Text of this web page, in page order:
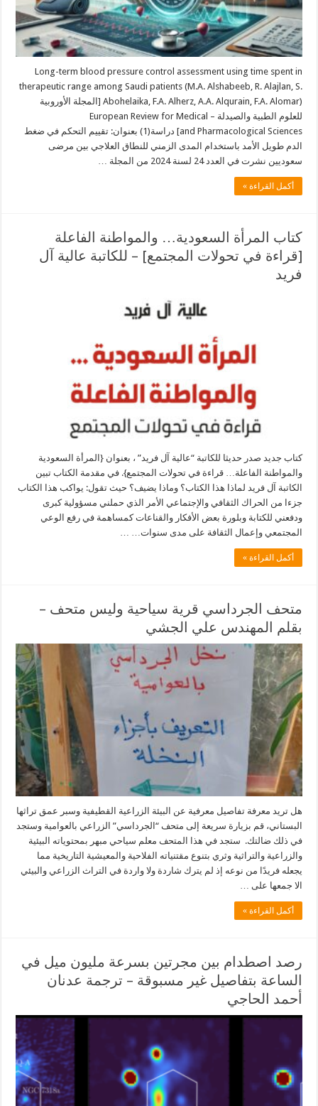
Long-term blood pressure control assessment using time spent in
therapeutic range among Saudi patients (M.A. Alshabeeb, R. Alajlan, S.
Abohelaika, F.A. Alherz, A.A. Alqurain, F.A. Alomar) [المجلة الأوروبية
للعلوم الطبية والصيدلة – European Review for Medical
and Pharmacological Sciences] دراسة(1) بعنوان: تقييم التحكم في ضغط
الدم طويل الأمد باستخدام المدى الزمني للنطاق العلاجي بين مرضى
سعوديين نشرت في العدد 24 لسنة 2024 من المجلة …
أكمل القراءة »
كتاب المرأة السعودية… والمواطنة الفاعلة
[قراءة في تحولات المجتمع] – للكاتبة عالية آل
فريد
كتاب جديد صدر حديثا للكاتبة “عالية آل فريد” ، بعنوان {المرأة السعودية
والمواطنة الفاعلة… قراءة في تحولات المجتمع}. في مقدمة الكتاب تبين
الكاتبة آل فريد لماذا هذا الكتاب؟ وماذا يضيف؟ حيث تقول: يواكب هذا الكتاب
جزءا من الحراك الثقافي والإجتماعي الأمر الذي حملني مسؤولية كبرى
ودفعني للكتابة وبلورة بعض الأفكار والقناعات كمساهمة في رفع الوعي
المجتمعي وإعمال الثقافة على مدى سنوات… …
أكمل القراءة »
متحف الجرداسي قرية سياحية وليس متحف –
بقلم المهندس علي الجشي
هل تريد معرفة تفاصيل معرفية عن البيئة الزراعية القطيفية وسبر عمق تراثها
البستاني، قم بزيارة سريعة إلى متحف “الجرداسي” الزراعي بالعوامية وستجد
في ذلك ضالتك. ستجد في هذا المتحف معلم سياحي مبهر بمحتوياته البيئية
والزراعية والتراثية وثري بتنوع مقتنياته الفلاحية والمعيشية التاريخية مما
يجعله فريدًا من نوعه إذ لم يترك شاردة ولا واردة في التراث الزراعي والبيئي
الا جمعها على …
أكمل القراءة »
رصد اصطدام بين مجرتين بسرعة مليون ميل في
الساعة بتفاصيل غير مسبوقة – ترجمة عدنان
أحمد الحاجي